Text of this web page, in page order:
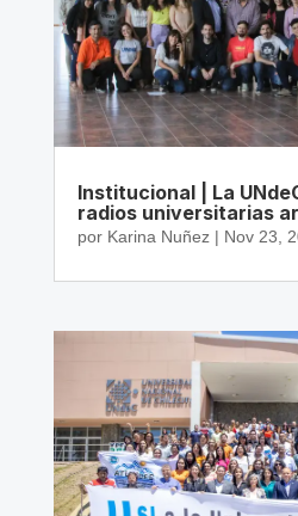
Institucional | La
radios universitarias
por Karina Nuñez| Nov 23,